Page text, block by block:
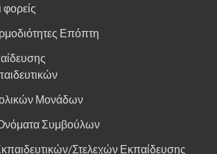
Επόπτη
Μονάδων
Συμβούλων
Στελεχών Εκπαίδευσης